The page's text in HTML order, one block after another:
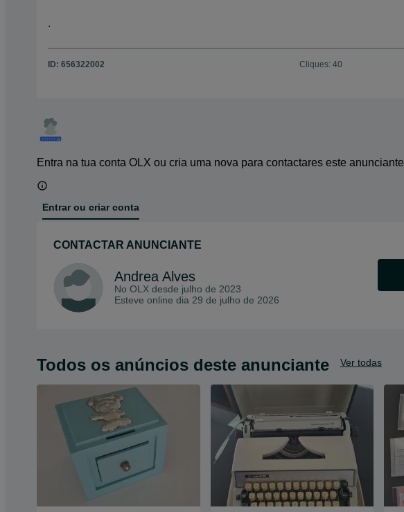
.
ID: 656322002 Cliques: 40
Entra na tua conta OLX ou cria uma nova para contactares este anunciante
Entrar ou criar conta
CONTACTAR ANUNCIANTE
Andrea Alves
No OLX desde julho de 2023
Esteve online dia 29 de julho de 2026
Todos os anúncios deste anunciante Ver todas